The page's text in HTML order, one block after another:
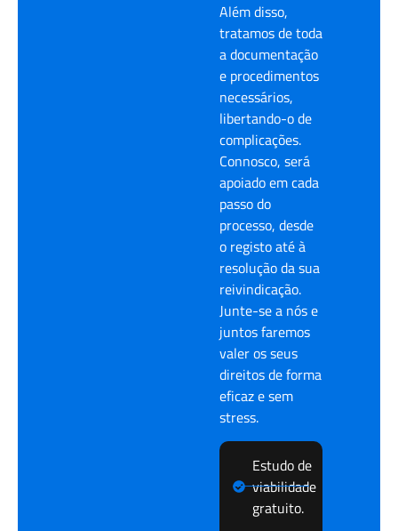
Além disso,
tratamos de toda
a documentação
e procedimentos
necessários,
libertando-o de
complicações.
Connosco, será
apoiado em cada
passo do
processo, desde
o registo até à
resolução da sua
reivindicação.
Junte-se a nós e
juntos faremos
valer os seus
direitos de forma
eficaz e sem
stress.
Estudo de
viabilidade
gratuito.